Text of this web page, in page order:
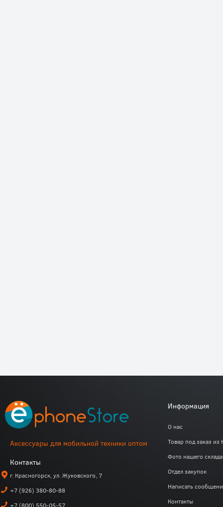
Аксессуары для мобильной техники оптом
Контакты
г. Красногорск, ул. Жуковского, 7
+7 (926) 380-80-88
+7 (800) 550-05-57
Информация
О нас
Товар под заказ из
Фото нашего склада
Отдел закупок
Написать
Контакты